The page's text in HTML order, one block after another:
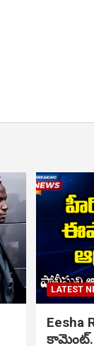
LATEST
Eesha